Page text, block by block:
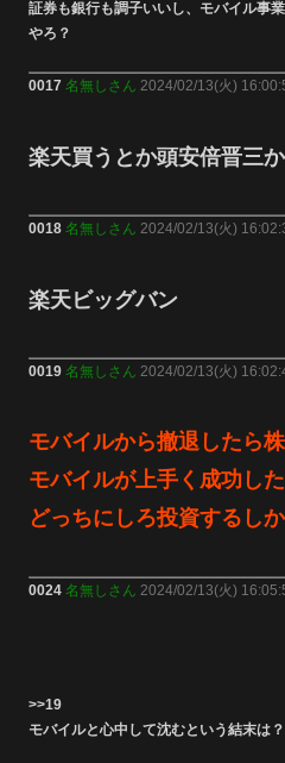
証券も銀行も調子いいし、モバイル事
やろ？
0017 名無しさん 2024/02/13(火)
楽天買うとか頭安倍晋三か
0018 名無しさん 2024/02/13(火)
楽天ビッグバン
0019 名無しさん 2024/02/13(火)
モバイルから撤退したら
モバイルが上手く成功し
どっちにしろ投資するし
0024 名無しさん 2024/02/13(火)
>>19
モバイルと心中して沈むという結末は？